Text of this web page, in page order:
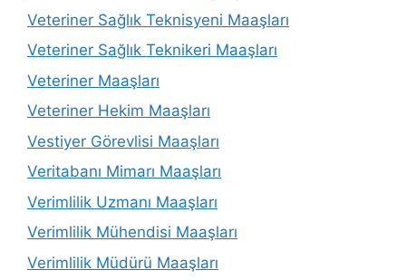
Veteriner Sağlık Teknisyeni Maaşları
Veteriner Sağlık Teknikeri Maaşları
Veteriner Maaşları
Veteriner Hekim Maaşları
Vestiyer Görevlisi Maaşları
Veritabanı Mimarı Maaşları
Verimlilik Uzmanı Maaşları
Verimlilik Mühendisi Maaşları
Verimlilik Müdürü Maaşları